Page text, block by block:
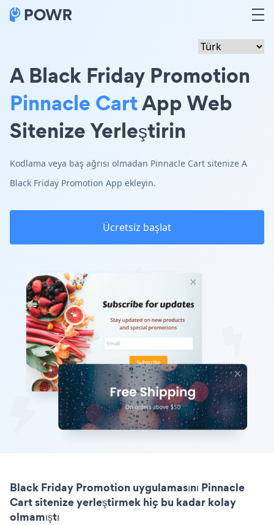
A Black Friday Promotion
Pinnacle CartApp Web
Sitenize Yerleştirin
Kodlama veya baş ağrısı olmadan Pinnacle Cart sitenize A
Black Friday Promotion App ekleyin.
Ücretsiz başlat
Black Friday Promotion uygulamasını Pinnacle
Cart sitenize yerleştirmek hiç bu kadar kolay
olmamıştı